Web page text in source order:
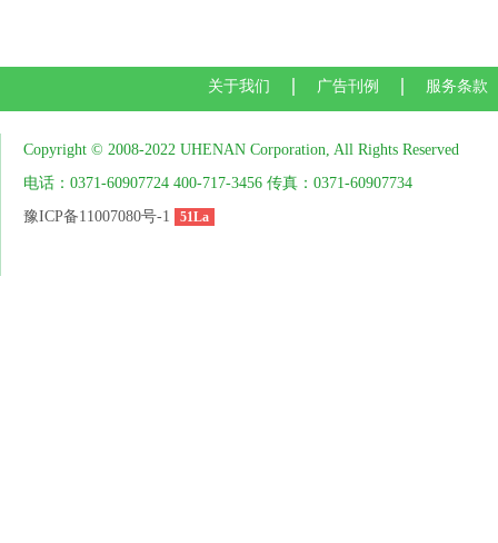
关于我们 广告刊例 服务条款
Copyright © 2008-2022 UHENAN Corporation, All Rights Reserved
电话：0371-60907724 400-717-3456 传真：0371-60907734
豫ICP备11007080号-1
51La